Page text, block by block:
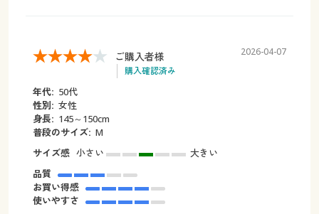
ご購入者様
購入確認済み
2026-04-07
年代: 50代
性別: 女性
身長: 145～150cm
普段のサイズ: M
サイズ感 小さい
大きい
品質
お買い得感
使いやすさ